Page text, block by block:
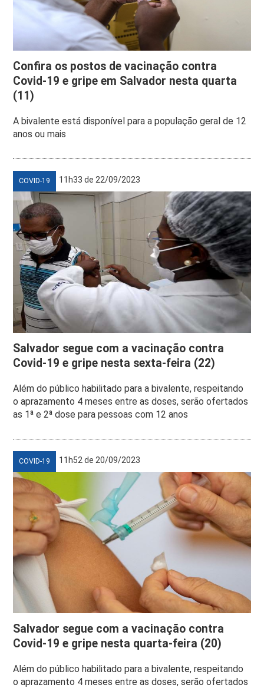
Confira os postos de vacinação contra
Covid-19 e gripe em Salvador nesta quarta
(11)
A bivalente está disponível para a população geral de 12
anos ou mais
COVID-19 11h33 de 22/09/2023
Salvador segue com a vacinação contra
Covid-19 e gripe nesta sexta-feira (22)
Além do público habilitado para a bivalente, respeitando
o aprazamento 4 meses entre as doses, serão ofertados
as 1ª e 2ª dose para pessoas com 12 anos
COVID-19 11h52 de 20/09/2023
Salvador segue com a vacinação contra
Covid-19 e gripe nesta quarta-feira (20)
Além do público habilitado para a bivalente, respeitando
o aprazamento 4 meses entre as doses, serão ofertados